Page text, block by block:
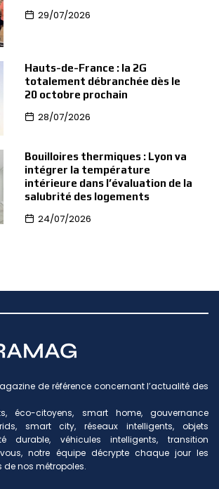
29/07/2026
Hauts-de-France : la 2G
totalement débranchée dès le
20 octobre prochain
28/07/2026
Bouilloires thermiques : Lyon va
intégrer la température
intérieure dans l’évaluation de la
salubrité des logements
24/07/2026
de référence concernant l’actualité des
éco-citoyens, smart home, gouvernance
smart city, réseaux intelligents, objets
durable, véhicules intelligents, transition
vous, notre équipe décrypte chaque jour les
de nos métropoles.